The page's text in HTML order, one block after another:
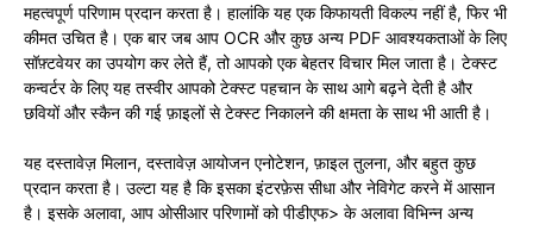
महत्वपूर्ण परिणाम प्रदान करता है। हालांकि यह एक किफायती विकल्प नहीं है, फिर भी
कीमत उचित है। एक बार जब आप OCR और कुछ अन्य PDF आवश्यकताओं के लिए
सॉफ़्टवेयर का उपयोग कर लेते हैं, तो आपको एक बेहतर विचार मिल जाता है। टेक्स्ट
कन्वर्टर के लिए यह तस्वीर आपको टेक्स्ट पहचान के साथ आगे बढ़ने देती है और
छवियों और स्कैन की गई फ़ाइलों से टेक्स्ट निकालने की क्षमता के साथ भी आती है।
यह दस्तावेज़ मिलान, दस्तावेज़ आयोजन एनोटेशन, फ़ाइल तुलना, और बहुत कुछ
प्रदान करता है। उल्टा यह है कि इसका इंटरफ़ेस सीधा और नेविगेट करने में आसान
है। इसके अलावा, आप ओसीआर परिणामों को पीडीएफ> के अलावा विभिन्न अन्य